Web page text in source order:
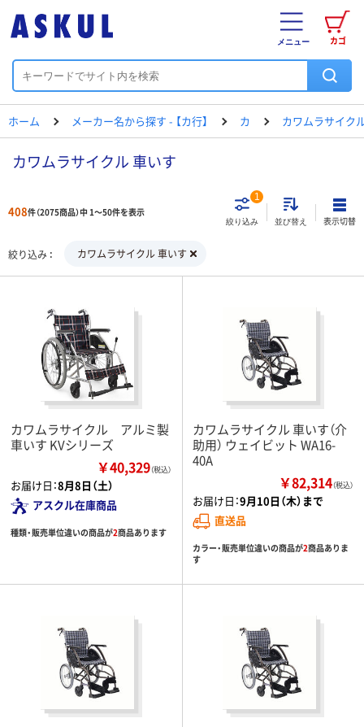
カゴ
メニュー
ホーム メーカー名から探す - 【カ行】 カ カワムラサイク
カワムラサイクル 車いす
408件（2075商品）中 1～50件を表示
絞り込み
1
並び替え 表示切替
絞り込み カワムラサイクル 車いす
カワムラサイクル アルミ製
車いす KVシリーズ
￥40,329（税込）
お届け日：8月8日（土）
アスクル在庫商品
種類・販売単位違いの商品が2商品あります
カワムラサイクル 車いす（介
助用） ウェイビット WA16-
40A
￥82,314（税込）
お届け日：9月10日（木）まで
直送品
カラー・販売単位違いの商品が2商品ありま
す